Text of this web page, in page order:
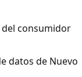
consumidor
datos de Nuevo